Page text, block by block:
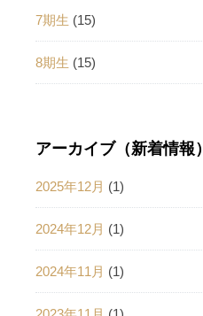
7期生 (15)
8期生 (15)
アーカイブ（新着情報）
2025年12月 (1)
2024年12月 (1)
2024年11月 (1)